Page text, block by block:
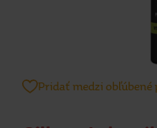
Pridať medzi obľúbené